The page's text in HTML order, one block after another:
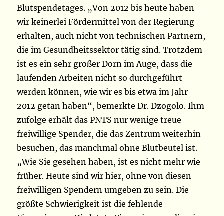
Blutspendetages. „Von 2012 bis heute haben
wir keinerlei Fördermittel von der Regierung
erhalten, auch nicht von technischen Partnern,
die im Gesundheitssektor tätig sind. Trotzdem
ist es ein sehr großer Dorn im Auge, dass die
laufenden Arbeiten nicht so durchgeführt
werden können, wie wir es bis etwa im Jahr
2012 getan haben“, bemerkte Dr. Dzogolo. Ihm
zufolge erhält das PNTS nur wenige treue
freiwillige Spender, die das Zentrum weiterhin
besuchen, das manchmal ohne Blutbeutel ist.
„Wie Sie gesehen haben, ist es nicht mehr wie
früher. Heute sind wir hier, ohne von diesen
freiwilligen Spendern umgeben zu sein. Die
größte Schwierigkeit ist die fehlende